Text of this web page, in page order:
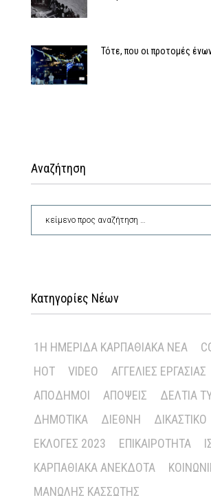
Τότε, που οι προτομές
Αναζήτηση
Κατηγορίες Νέων
1Η ΗΜΕΡΊΔΑ ΚΑΡΠΑΘΙΑΚΆ ΝΈΑ
HOT
VIDEO ΑΓΓΕΛΊΕΣ ΕΡΓΑΣΊΑΣ
ΑΠΌΔΗΜΟΙ
ΑΠΌΨΕΙΣ
ΔΕΛΤΊΑ
ΔΗΜΟΤΙΚΆ
ΔΙΕΘΝΉ
ΔΙΚΑΣΤΙΚΌ
ΕΚΛΟΓΈΣ 2023
ΕΠΙΚΑΙΡΌΤΗΤΑ
ΚΑΡΠΑΘΙΑΚΆ ΑΝΈΚΔΟΤΑ
ΜΑΝΏΛΗΣ ΚΑΣΣΏΤΗΣ